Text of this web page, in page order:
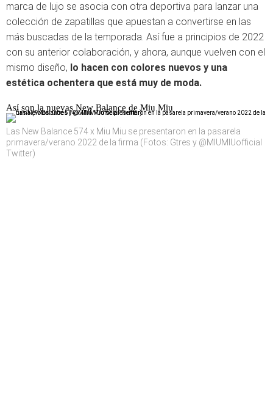
marca de lujo se asocia con otra deportiva para lanzar una
colección de zapatillas que apuestan a convertirse en las
más buscadas de la temporada. Así fue a principios de 2022
con su anterior colaboración, y ahora, aunque vuelven con el
mismo diseño, lo hacen con colores nuevos y una
estética ochentera que está muy de moda.
Así son la nuevas New Balance de Miu Miu
Las New Balance 574 x Miu Miu se presentaron en la pasarela
primavera/verano 2022 de la firma (Fotos: Gtres y @MIUMIUofficial
Twitter)